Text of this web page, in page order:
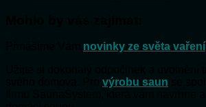
novinky ze světa vaření
výrobu saun